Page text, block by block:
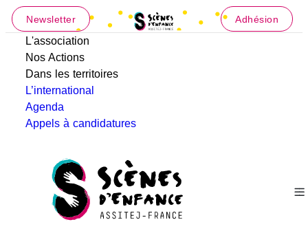
Newsletter Adhésion
L'association
Nos Actions
Dans les territoires
L’international
Agenda
Appels à candidatures